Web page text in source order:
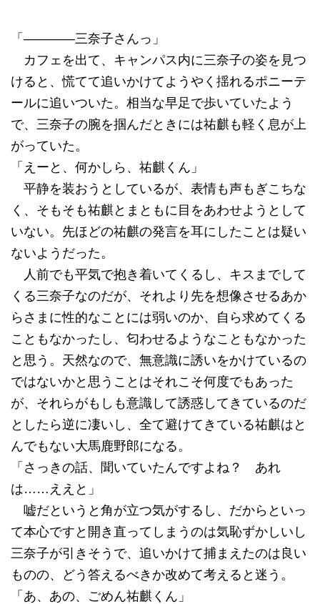
「――――三奈子さんっ」
カフェを出て、キャンパス内に三奈子の姿を見つ
けると、慌てて追いかけてようやく揺れるポニーテ
ールに追いついた。相当な早足で歩いていたよう
で、三奈子の腕を掴んだときには祐麒も軽く息が上
がっていた。
「えーと、何かしら、祐麒くん」
平静を装おうとしているが、表情も声もぎこちな
く、そもそも祐麒とまともに目をあわせようとして
いない。先ほどの祐麒の発言を耳にしたことは疑い
ないようだった。
人前でも平気で抱き着いてくるし、キスまでして
くる三奈子なのだが、それより先を想像させるあか
らさまに性的なことには弱いのか、自ら求めてくる
こともなかったし、匂わせるようなこともなかった
と思う。天然なので、無意識に誘いをかけているの
ではないかと思うことはそれこそ何度でもあった
が、それらがもしも意識して誘惑してきているのだ
としたら逆に凄いし、全て避けてきている祐麒はと
んでもない大馬鹿野郎になる。
「さっきの話、聞いていたんですよね？ あれ
は……ええと」
嘘だというと角が立つ気がするし、だからといっ
て本心ですと開き直ってしまうのは気恥ずかしいし
三奈子が引きそうで、追いかけて捕まえたのは良い
ものの、どう答えるべきか改めて考えると迷う。
「あ、あの、ごめん祐麒くん」